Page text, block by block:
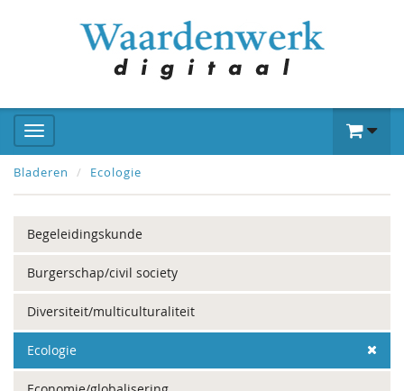
Bladeren Ecologie
Begeleidingskunde
Burgerschap/civil society
Diversiteit/multiculturaliteit
Ecologie